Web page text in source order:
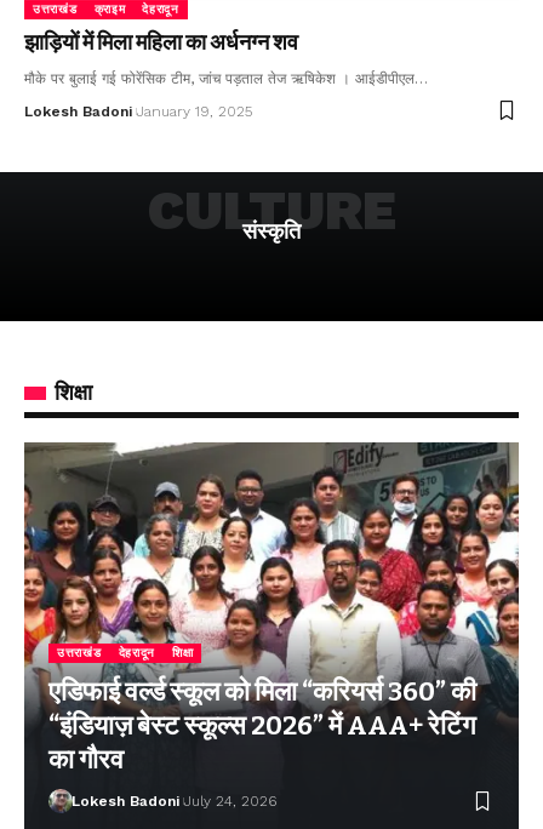
उत्तराखंड क्राइम देहरादून
झाड़ियों में मिला महिला का अर्धनग्न शव
मौके पर बुलाई गई फोरेंसिक टीम, जांच पड़ताल तेज ऋषिकेश । आईडीपीएल…
Lokesh Badoni January 19, 2025
संस्कृति
CULTURE
शिक्षा
उत्तराखंड देहरादून शिक्षा
एडिफाई वर्ल्ड स्कूल को मिला “करियर्स 360” की
“इंडियाज़ बेस्ट स्कूल्स 2026” में AAA+ रेटिंग
का गौरव
Lokesh Badoni July 24, 2026